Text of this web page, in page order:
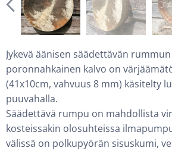
Jykevä äänisen säädettävän
poronnahkainen kalvo on
(41x10cm, vahvuus 8 mm) käsitelty
puuvahalla.
Säädettävä rumpu on mahdollista
kosteissakin olosuhteissa
välissä on polkupyörän sisuskumi,